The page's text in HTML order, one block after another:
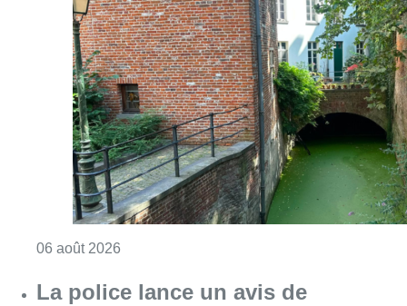
06 août 2026
La police lance un avis de